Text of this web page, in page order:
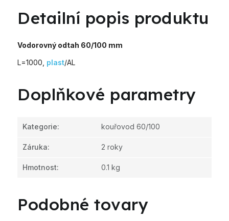
Detailní popis produktu
Vodorovný odtah 60/100 mm
L=1000, plast/AL
Doplňkové parametry
Kategorie: kouřovod 60/100
Záruka: 2 roky
Hmotnost: 0.1 kg
Podobné tovary